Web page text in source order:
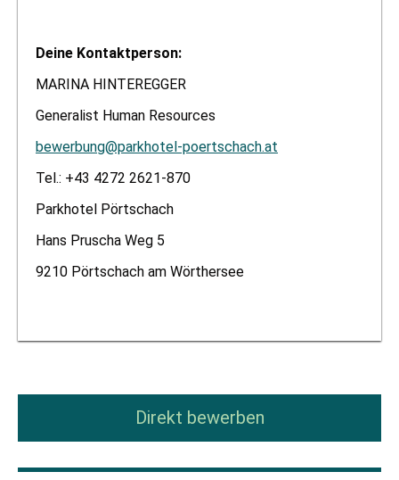
Deine Kontaktperson:
MARINA HINTEREGGER
Generalist Human Resources
bewerbung@parkhotel-poertschach.at
Tel.: +43 4272 2621-870
Parkhotel Pörtschach
Hans Pruscha Weg 5
9210 Pörtschach am Wörthersee
Direkt bewerben